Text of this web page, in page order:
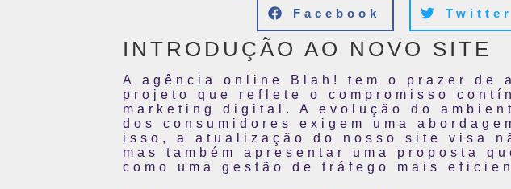
Facebook Twitter
INTRODUÇÃO AO NOVO SITE
A agência online Blah! tem o prazer de
projeto que reflete o compromisso
marketing digital. A evolução do
dos consumidores exigem uma
isso, a atualização do nosso site visa
mas também apresentar uma proposta
como uma gestão de tráfego mais